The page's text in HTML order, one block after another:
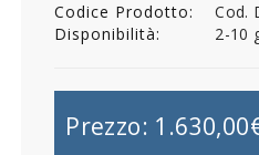
Codice Prodotto:
Cod.
Disponibilità:
2-10
Prezzo: